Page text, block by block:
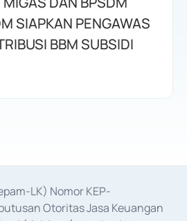
SIAPKAN PENGAWAS
BBM SUBSIDI
LK) Nomor KEP-
Otoritas Jasa Keuangan